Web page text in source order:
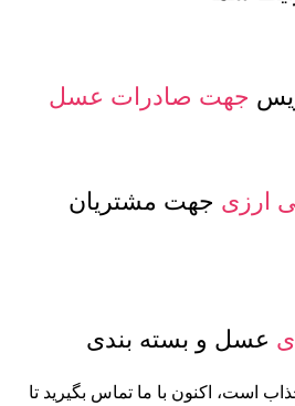
جهت صادرات عسل
ارزی جهت مشتریان
عسل و بسته بندی
است، اکنون با ما تماس بگیرید تا